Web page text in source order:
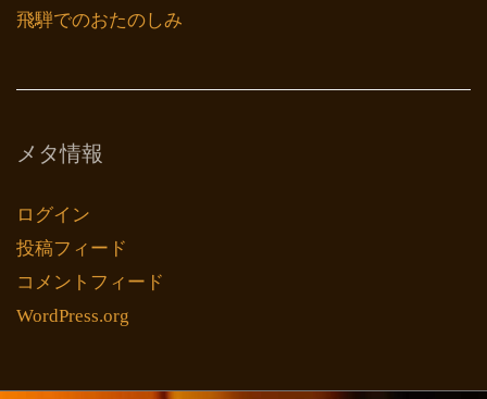
飛騨でのおたのしみ
メタ情報
ログイン
投稿フィード
コメントフィード
WordPress.org